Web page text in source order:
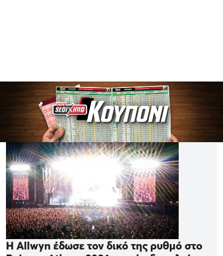
Η Allwyn έδωσε τον δικό της ρυθμό στο